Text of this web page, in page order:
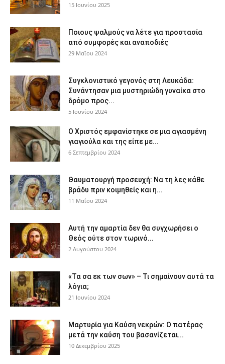
15 Ιουνίου 2025
Ποιους ψαλμούς να λέτε για προστασία
από συμφορές και αναποδιές
29 Μαΐου 2024
Συγκλονιστικό γεγονός στη Λευκάδα:
Συνάντησαν μια μυστηριώδη γυναίκα στο
δρόμο προς...
5 Ιουνίου 2024
Ο Χριστός εμφανίστηκε σε μια αγιασμένη
γιαγιούλα και της είπε με...
6 Σεπτεμβρίου 2024
Θαυματουργή προσευχή: Να τη λες κάθε
βράδυ πριν κοιμηθείς και η...
11 Μαΐου 2024
Αυτή την αμαρτία δεν θα συγχωρήσει ο
Θεός ούτε στον τωρινό...
2 Αυγούστου 2024
«Τα σα εκ των σων» – Τι σημαίνουν αυτά τα
λόγια;
21 Ιουνίου 2024
Μαρτυρία για Καύση νεκρών: Ο πατέρας
μετά την καύση του βασανίζεται...
10 Δεκεμβρίου 2025